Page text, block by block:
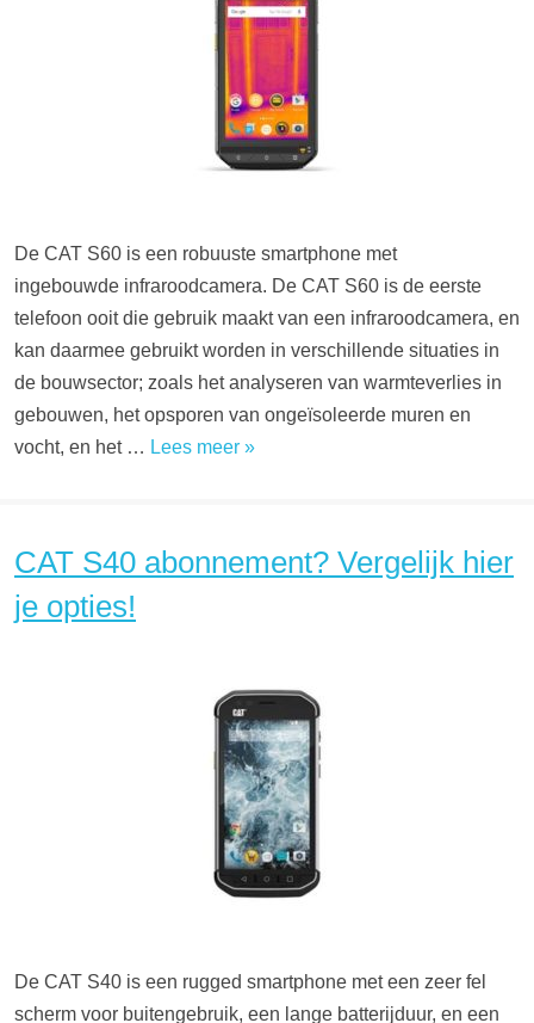
De CAT S60 is een robuuste smartphone met
ingebouwde infraroodcamera. De CAT S60 is de eerste
telefoon ooit die gebruik maakt van een infraroodcamera, en
kan daarmee gebruikt worden in verschillende situaties in
de bouwsector; zoals het analyseren van warmteverlies in
gebouwen, het opsporen van ongeïsoleerde muren en
vocht, en het … Lees meer »
CAT S40 abonnement? Vergelijk hier
je opties!
De CAT S40 is een rugged smartphone met een zeer fel
scherm voor buitengebruik, een lange batterijduur, en een